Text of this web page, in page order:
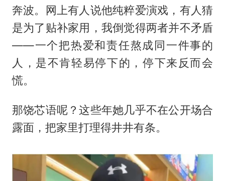
奔波。网上有人说他纯粹爱演戏，有人猜
是为了贴补家用，我倒觉得两者并不矛盾
——一个把热爱和责任熬成同一件事的
人，是不肯轻易停下的，停下来反而会
慌。
那饶芯语呢？这些年她几乎不在公开场合
露面，把家里打理得井井有条。